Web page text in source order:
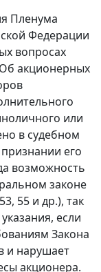
Пленума
Федерации
вопросах
акционерных
или
в судебном
его
возможность
законе
, 55 и др.), так
если
Закона
и нарушает
акционера.